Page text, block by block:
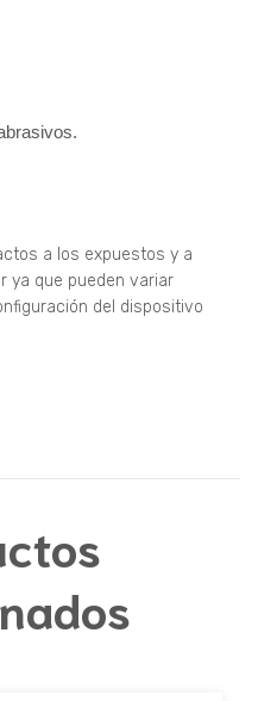
a los expuestos y a
ya que pueden variar
del dispositivo